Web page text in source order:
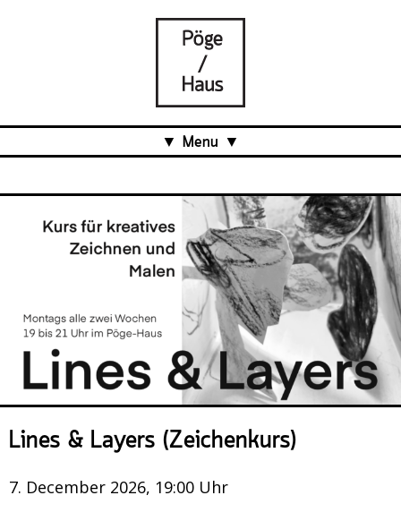
Menu
Projects
Über uns
Was ist das Pöge-Haus?
Team
Organisation
Mitarbeit
Veranstaltungsrückblick
Kontakt und Anfahrt
Lines & Layers (Zeichenkurs)
7. December 2026, 19:00 Uhr